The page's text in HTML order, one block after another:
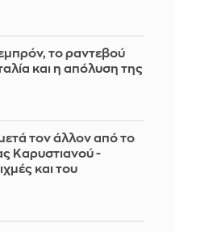
το ραντεβού
και η απόλυση της
τον άλλον από το
Καρυστιανού -
και του